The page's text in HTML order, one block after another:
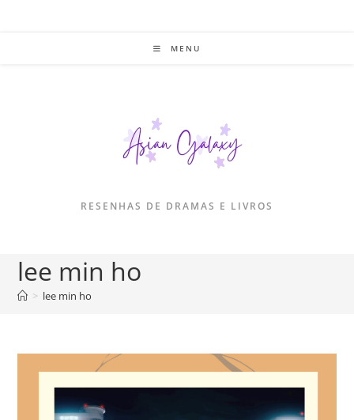
MENU
RESENHAS DE DRAMAS E LIVROS
lee min ho
> lee min ho